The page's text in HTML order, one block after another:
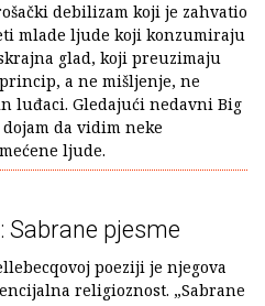
debilizam koji je zahvatio
mlade ljude koji konzumiraju
glad, koji preuzimaju
a ne mišljenje, ne
luđaci. Gledajući nedavni Big
da vidim neke
ljude.
Sabrane pjesme
poeziji je njegova
religioznost. „Sabrane